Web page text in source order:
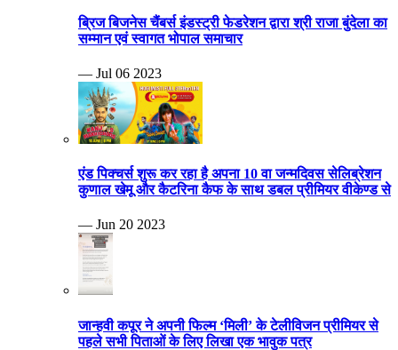
ब्रिज बिजनेस चैंबर्स इंडस्ट्री फेडरेशन द्वारा श्री राजा बुंदेला का
सम्मान एवं स्वागत भोपाल समाचार
— Jul 06 2023
एंड पिक्चर्स शुरू कर रहा है अपना 10 वा जन्मदिवस सेलिब्रेशन
कुणाल खेमू और कैटरिना कैफ के साथ डबल प्रीमियर वीकेण्ड से
— Jun 20 2023
जान्हवी कपूर ने अपनी फिल्म ‘मिली’ के टेलीविजन प्रीमियर से
पहले सभी पिताओं के लिए लिखा एक भावुक पत्र